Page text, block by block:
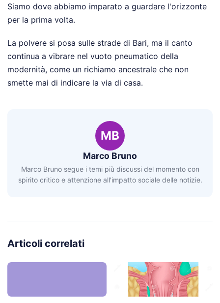
Siamo dove abbiamo imparato a guardare l'orizzonte
per la prima volta.
La polvere si posa sulle strade di Bari, ma il canto
continua a vibrare nel vuoto pneumatico della
modernità, come un richiamo ancestrale che non
smette mai di indicare la via di casa.
MB
Marco Bruno
Marco Bruno segue i temi più discussi del momento con
spirito critico e attenzione all'impatto sociale delle notizie.
Articoli correlati